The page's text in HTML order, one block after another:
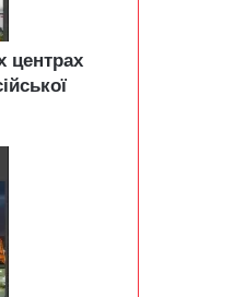
центрах